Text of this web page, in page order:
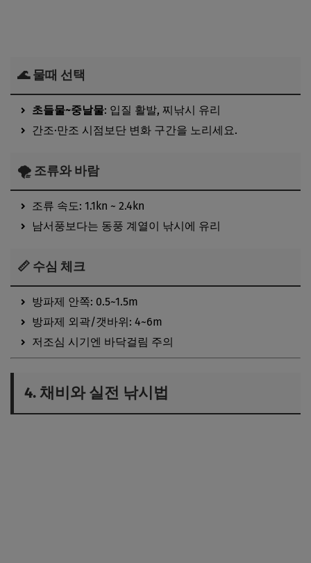
🌊 물때 선택
초들물~중날물: 입질 활발, 찌낚시 유리
간조·만조 시점보단 변화 구간을 노리세요.
🌪 조류와 바람
조류 속도: 1.1kn ~ 2.4kn
남서풍보다는 동풍 계열이 낚시에 유리
📏 수심 체크
방파제 안쪽: 0.5~1.5m
방파제 외곽/갯바위: 4~6m
저조심 시기엔 바닥걸림 주의
4. 채비와 실전 낚시법